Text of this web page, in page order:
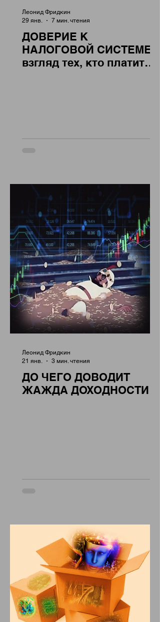
ДОВЕРИЕ К
НАЛОГОВОЙ СИСТЕМЕ –
взгляд тех, кто платит
Леонид Фридкин
29 янв.
7 мин. чтения
ДО ЧЕГО ДОВОДИТ
ЖАЖДА ДОХОДНОСТИ
Леонид Фридкин
21 янв.
3 мин. чтения